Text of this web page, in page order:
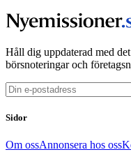
Håll dig uppdaterad med
börsnoteringar och
Sidor
Om ossAnnonsera hos oss